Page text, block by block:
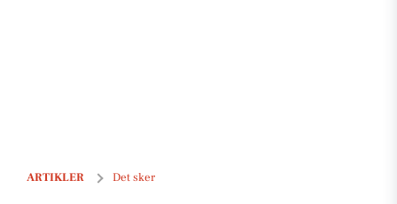
ARTIKLER Det sker
Oplev Videbæks unikke oplevelser denne weekend